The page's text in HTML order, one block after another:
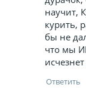
научит,
курить,
бы не
что мы